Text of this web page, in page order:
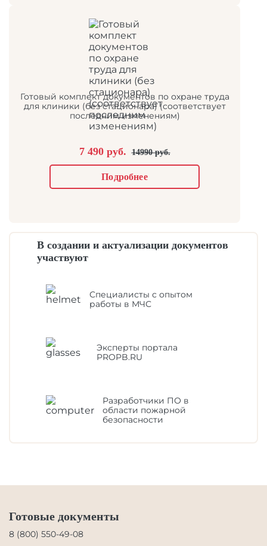
Готовый комплект документов по охране труда
для клиники (без стационара) (соответствует
последним изменениям)
7 490 руб. 14990 руб.
Подробнее
В создании и актуализации документов
участвуют
Специалисты с опытом
работы в МЧС
Эксперты портала
PROPB.RU
Разработчики ПО в
области пожарной
безопасности
Готовые документы
8 (800) 550-49-08